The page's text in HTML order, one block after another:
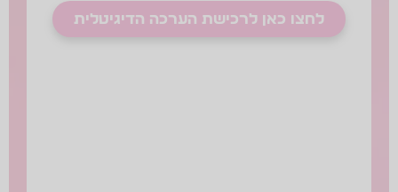
לחצו כאן לרכישת הערכה הדיגיטלית